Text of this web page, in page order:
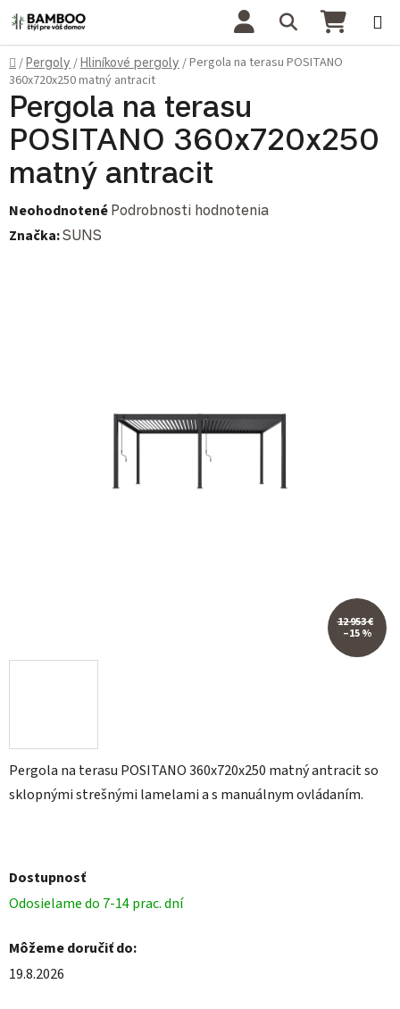
Prejsť na obsah Hľadať
Domov
/Pergoly /Hliníkové pergoly /Pergola na terasu POSITANO
360x720x250 matný antracit
Pergola na terasu POSITANO 360x720x250 matný antracit so
sklopnými strešnými lamelami a s manuálnym ovládaním.
Dostupnosť
Odosielame do 7-14 prac. dní
Môžeme doručiť do:
19.8.2026
Pergola na terasu
POSITANO 360x720x250
matný antracit
Priemerné hodnotenie produktu je 0,0 z 5 hviezdičiek.
Neohodnotené Podrobnosti hodnotenia
Značka:SUNS
12 953 €
–15 %